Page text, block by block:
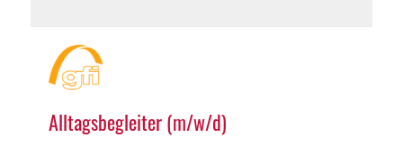
Alltagsbegleiter (m/w/d)